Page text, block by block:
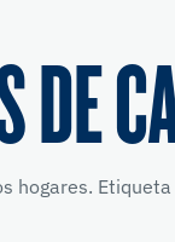
DE
hogares. Etiqueta